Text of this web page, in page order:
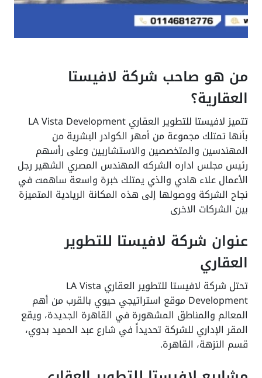
هو صاحب شركة لافيستا
تتميز لافيستا للتطوير العقاري LA Vista Development
تمتلك مجموعة من أمهر الكوادر البشرية من
والمتخصصين والاستشاريين وعلى رأسهم
مجلس اداره الشركه المهندس المصري الشهير رجل
علاء هادي والذي يمتلك خبرة واسعة ساهمت في
الشركة ووصولها إلى هذه المكانة الريادية المتميزة
الشركات الاخرى
شركة لافيستا للتطوير
تحتل شركة لافيستا للتطوير العقاري LA Vista
Development موقع استراتيجي حيوي بالقرب من أهم
والمناطق المشهورة في القاهرة الجديدة، ويقع
الإداري للشركة تحديداً في شارع عبد الحميد بدوي،
النزهة، القاهرة.